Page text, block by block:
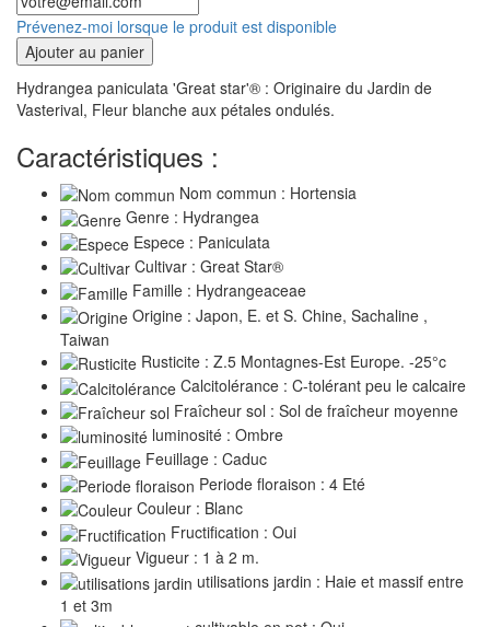
Prévenez-moi lorsque le produit est disponible
Ajouter au panier
Hydrangea paniculata 'Great star'® : Originaire du Jardin de
Vasterival, Fleur blanche aux pétales ondulés.
Caractéristiques :
Nom commun : Hortensia
Genre : Hydrangea
Espece : Paniculata
Cultivar : Great Star®
Famille : Hydrangeaceae
Origine : Japon, E. et S. Chine, Sachaline ,
Taiwan
Rusticite : Z.5 Montagnes-Est Europe. -25°c
Calcitolérance : C-tolérant peu le calcaire
Fraîcheur sol : Sol de fraîcheur moyenne
luminosité : Ombre
Feuillage : Caduc
Periode floraison : 4 Eté
Couleur : Blanc
Fructification : Oui
Vigueur : 1 à 2 m.
utilisations jardin : Haie et massif entre
1 et 3m